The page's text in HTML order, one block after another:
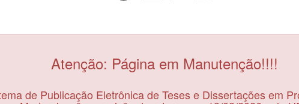
Atenção: Página em Manutenção!!!!
de Publicação Eletrônica de Teses e Dissertações em